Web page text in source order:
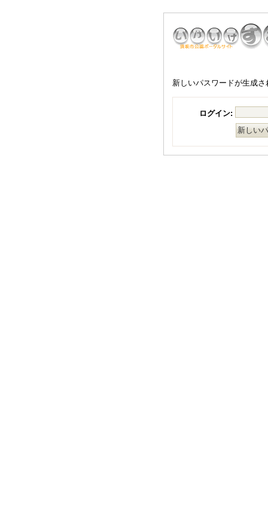
新しいパスワードが生成
ログイン: